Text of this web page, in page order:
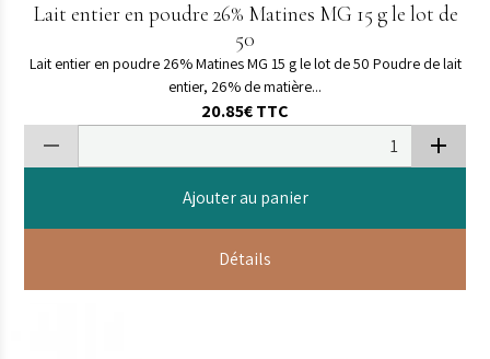
Lait entier en poudre 26% Matines MG 15 g le lot de
50
Lait entier en poudre 26% Matines MG 15 g le lot de 50 Poudre de lait
entier, 26% de matière...
20.85€TTC
Ajouter au panier
Détails